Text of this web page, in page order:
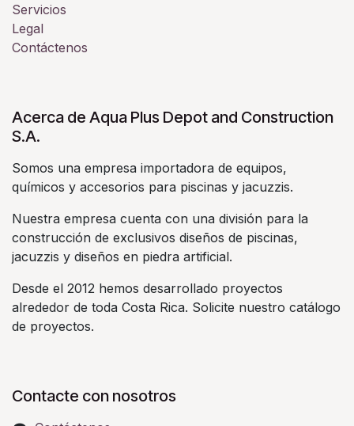
Servicios
Legal
Contáctenos
Acerca de Aqua Plus Depot and Construction
S.A.
Somos una empresa importadora de equipos,
químicos y accesorios para piscinas y jacuzzis.
Nuestra empresa cuenta con una división para la
construcción de exclusivos diseños de piscinas,
jacuzzis y diseños en piedra artificial.
Desde el 2012 hemos desarrollado proyectos
alrededor de toda Costa Rica. Solicite nuestro catálogo
de proyectos.
Contacte con nosotros